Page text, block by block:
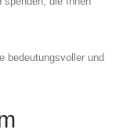
bedeutungsvoller und